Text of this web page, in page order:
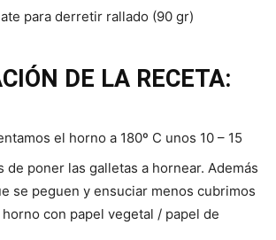
para derretir rallado (90 gr)
DE LA RECETA:
el horno a 180º C unos 10 – 15
de poner las galletas a hornear. Además
se peguen y ensuciar menos cubrimos
con papel vegetal / papel de